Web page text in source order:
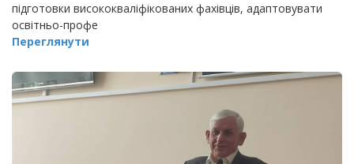
підготовки висококваліфікованих фахівців, адаптовувати
освітньо-профе
Переглянути